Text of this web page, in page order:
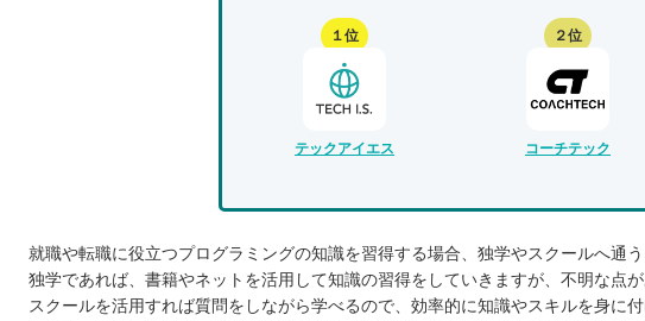
１位
テックアイエス
２位
コーチテック
就職や転職に役立つプログラミングの知識を習得する場合、独学やスクールへ通う
独学であれば、書籍やネットを活用して知識の習得をしていきますが、不明な点
スクールを活用すれば質問をしながら学べるので、効率的に知識やスキルを身に付